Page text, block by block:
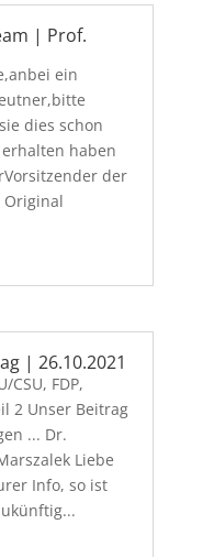
| Prof.
ein
dies schon
haben
der
Original
| 26.10.2021
CSU, FDP,
2 Unser Beitrag
... Dr.
Liebe
Info, so ist